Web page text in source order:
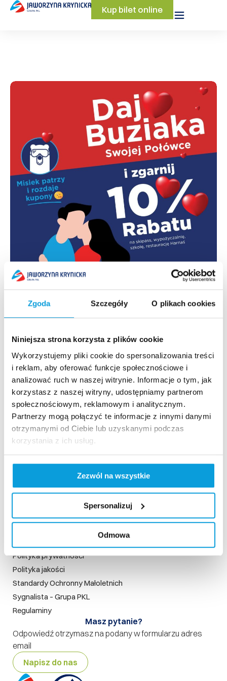
Zgoda Szczegóły O plikach cookies
Niniejsza strona korzysta z plików cookie
Wykorzystujemy pliki cookie do spersonalizowania treści
i reklam, aby oferować funkcje społecznościowe i
analizować ruch w naszej witrynie. Informacje o tym, jak
korzystasz z naszej witryny, udostępniamy partnerom
społecznościowym, reklamowym i analitycznym.
Partnerzy mogą połączyć te informacje z innymi danymi
otrzymanymi od Ciebie lub uzyskanymi podczas
korzystania z ich usług.
Zezwól na wszystkie
Spersonalizuj
Odmowa
Kup bilet online
7 lutego, 2023
Walentynki – Całujemy z Jaworzyny
Walentynki już jutro. Wszyscy, którzy w tym dniu pojawią
przystojngo Misia Polarnego z wielkim czerwonym
serduchem, dadzą...
Czytaj więcej
Aktualności
Nasze standardy
Polityka prywatności
Polityka jakości
Standardy Ochronny Małoletnich
Sygnalista – Grupa PKL
Regulaminy
Masz pytanie?
Odpowiedź otrzymasz na podany w formularzu adres
email
Napisz do nas